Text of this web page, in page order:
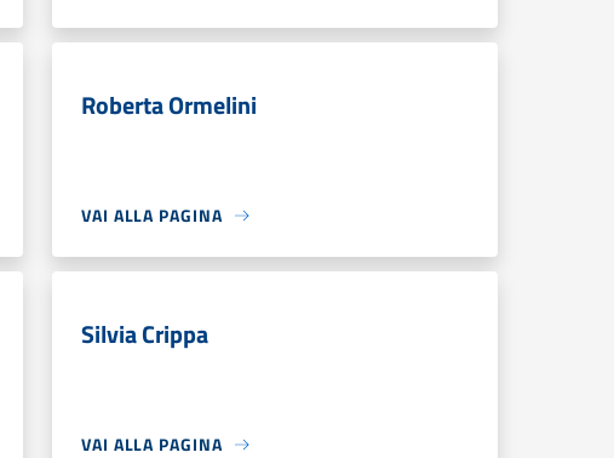
Roberta Ormelini
VAI ALLA PAGINA
Silvia Crippa
VAI ALLA PAGINA